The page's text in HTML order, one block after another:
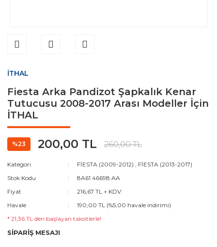
İTHAL
Fiesta Arka Pandizot Şapkalık Kenar
Tutucusu 2008-2017 Arası Modeller İçin
İTHAL
%23 200,00 TL 260,00 TL
Kategori FİESTA (2009-2012) , FİESTA (2013-2017)
Stok Kodu
8A61 46698 AA
Fiyat
216,67 TL + KDV
Havale
190,00 TL (%5,00 havale indirimi)
* 21,36 TL den başlayan taksitlerle!
SİPARİŞ MESAJI